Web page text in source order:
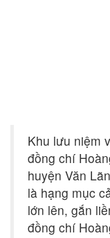
Khu lưu niệm
đồng chí
huyện Văn
là hạng mục
lớn lên, gắn
đồng chí